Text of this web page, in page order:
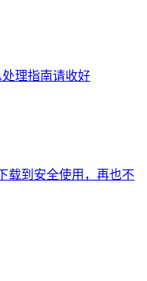
理指南请收好
载到安全使用，再也不